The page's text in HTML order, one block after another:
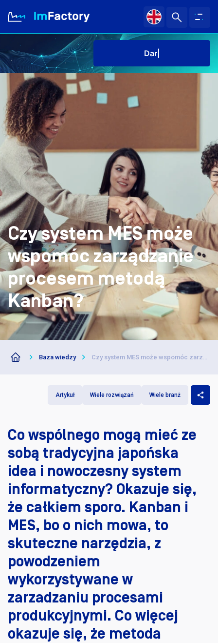
O nas
Branże i Rozwiązania
Case study
Baza wiedzy
Kariera
Darmowe|
Darmowe
Czy system MES może
wspomóc zarządzanie
procesem metodą
Kanban?
Baza wiedzy Czy system MES może wspomóc zarządzanie procesem metodą Kanban?
Artykuł Wiele rozwiązań Wiele branż
Co wspólnego mogą mieć ze
sobą tradycyjna japońska
idea i nowoczesny system
informatyczny? Okazuje się,
że całkiem sporo. Kanban i
MES, bo o nich mowa, to
skuteczne narzędzia, z
powodzeniem
wykorzystywane w
zarzadzaniu procesami
produkcyjnymi. Co więcej
okazuje się, że metoda